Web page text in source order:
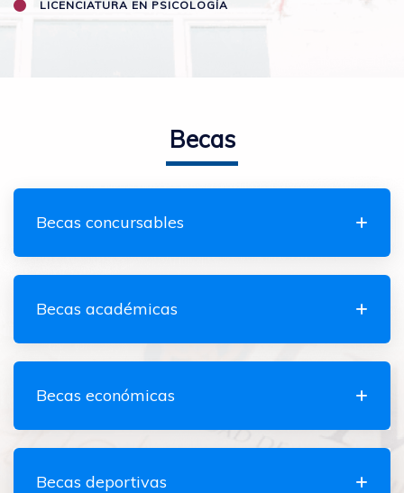
LICENCIATURA EN PSICOLOGÍA
Becas
Becas concursables
Becas académicas
Becas económicas
Becas deportivas